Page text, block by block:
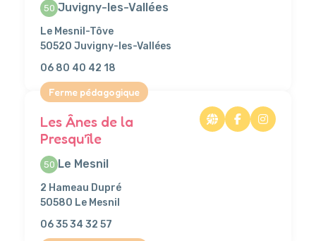
50 Juvigny-les-Vallées
Le Mesnil-Tôve
50520 Juvigny-les-Vallées
06 80 40 42 18
Ferme pédagogique
Les Ânes de la
Presqu’île
50 Le Mesnil
2 Hameau Dupré
50580 Le Mesnil
06 35 34 32 57